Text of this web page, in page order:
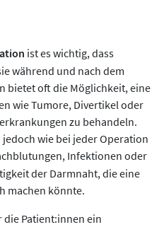
ist es wichtig, dass
während und nach dem
bietet oft die Möglichkeit, eine
wie Tumore, Divertikel oder
zu behandeln.
wie bei jeder Operation
Infektionen oder
der Darmnaht, die eine
machen könnte.
die Patient:innen ein